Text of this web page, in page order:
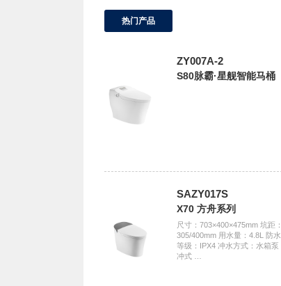
热门产品
ZY007A-2
S80脉霸·星舰智能马桶
SAZY017S
X70 方舟系列
尺寸：703×400×475mm 坑距：
305/400mm 用水量：4.8L 防水
等级：IPX4 冲水方式：水箱泵
冲式 …